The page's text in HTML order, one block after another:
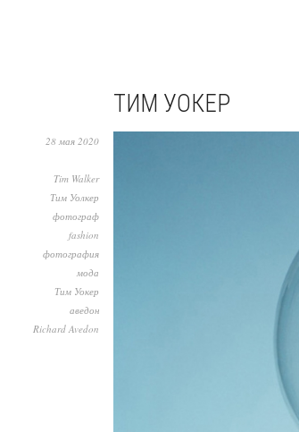
ТИМ УОКЕР
28 мая 2020
Tim Walker
Тим Уолкер
фотограф
fashion
фотография
мода
Тим Уокер
аведон
Richard Avedon